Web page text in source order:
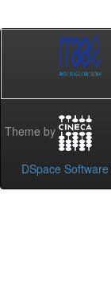
Theme by
DSpace Software